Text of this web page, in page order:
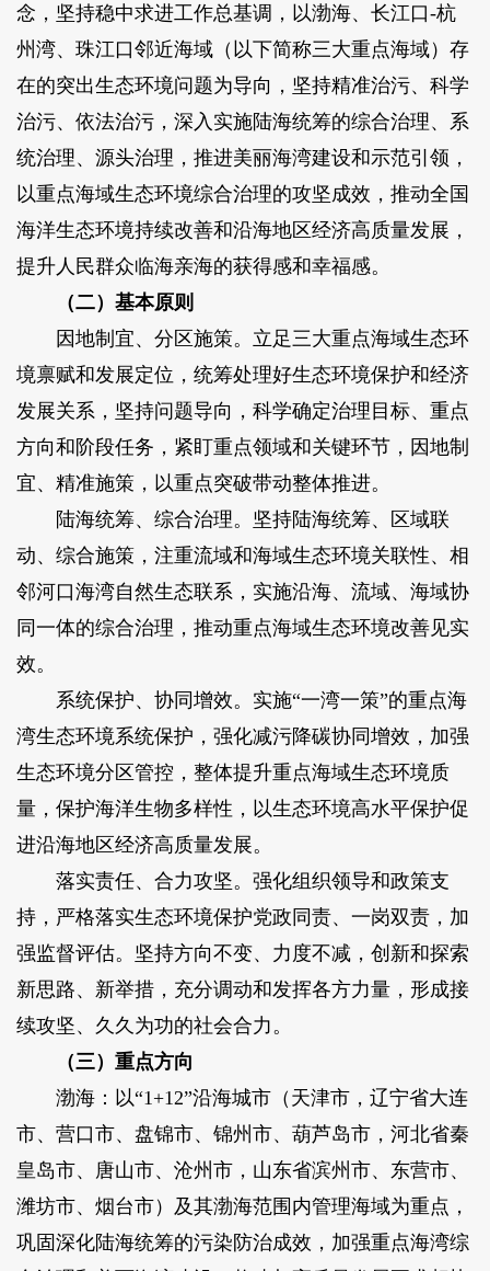
念，坚持稳中求进工作总基调，以渤海、长江口-杭
州湾、珠江口邻近海域（以下简称三大重点海域）存
在的突出生态环境问题为导向，坚持精准治污、科学
治污、依法治污，深入实施陆海统筹的综合治理、系
统治理、源头治理，推进美丽海湾建设和示范引领，
以重点海域生态环境综合治理的攻坚成效，推动全国
海洋生态环境持续改善和沿海地区经济高质量发展，
提升人民群众临海亲海的获得感和幸福感。
（二）基本原则
因地制宜、分区施策。立足三大重点海域生态环
境禀赋和发展定位，统筹处理好生态环境保护和经济
发展关系，坚持问题导向，科学确定治理目标、重点
方向和阶段任务，紧盯重点领域和关键环节，因地制
宜、精准施策，以重点突破带动整体推进。
陆海统筹、综合治理。坚持陆海统筹、区域联
动、综合施策，注重流域和海域生态环境关联性、相
邻河口海湾自然生态联系，实施沿海、流域、海域协
同一体的综合治理，推动重点海域生态环境改善见实
效。
系统保护、协同增效。实施“一湾一策”的重点海
湾生态环境系统保护，强化减污降碳协同增效，加强
生态环境分区管控，整体提升重点海域生态环境质
量，保护海洋生物多样性，以生态环境高水平保护促
进沿海地区经济高质量发展。
落实责任、合力攻坚。强化组织领导和政策支
持，严格落实生态环境保护党政同责、一岗双责，加
强监督评估。坚持方向不变、力度不减，创新和探索
新思路、新举措，充分调动和发挥各方力量，形成接
续攻坚、久久为功的社会合力。
（三）重点方向
渤海：以“1+12”沿海城市（天津市，辽宁省大连
市、营口市、盘锦市、锦州市、葫芦岛市，河北省秦
皇岛市、唐山市、沧州市，山东省滨州市、东营市、
潍坊市、烟台市）及其渤海范围内管理海域为重点，
巩固深化陆海统筹的污染防治成效，加强重点海湾综